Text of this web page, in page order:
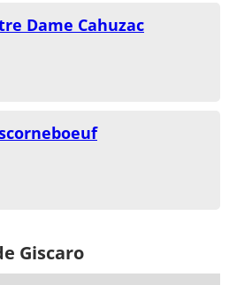
Dame Cahuzac
Giscaro